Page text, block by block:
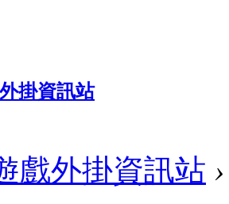
戲外掛資訊站 ›